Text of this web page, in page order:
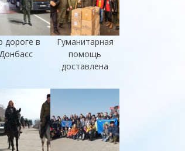
дороге в
Донбасс
Гуманитарная
помощь
доставлена